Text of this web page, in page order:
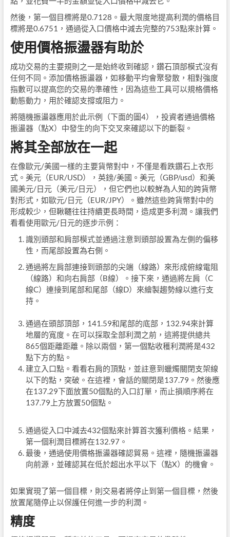
然後，第一個目標將是0.7128。最大限度地提高利潤的價格目
標將是0.6751，通過從入口價格中減去完整的753點來計算。
使用價格振盪器有助於
成功交易的主要規則之一是始終收到確認，鑽石頂部模式沒有
任何不同。添加價格振盪器，如移動平均會聚發散，相對強度
指數可以提高您的交易的準確性，因為這些工具可以規格價格
動態動力，用於確認支撐或阻力。
將隨機振盪器應用於此示例（下面的圖4），投資者通過價格
振盪器（點X）中發生的向下交叉來確認以下的斷裂。
將其全部放在一起
在像歐元/美國一樣的主要貨幣對中，不僅是看跌鑽石上衣形
式。美元（EUR/USD），英鎊/美國。美元（GBP/usd）和美
國美元/日元（美元/日元），但它們也以較鮮為人知的跨貨幣
對形式，如歐元/日元（EUR/JPY）。雖然這些跨貨幣對中的
形成較少，但鞦韆往往持續更長時間，造成更多利潤。讓我們
看看使用歐元/日元的逐步示例：
識別頭部和肩部模式並通過注意到頭部設置為左側的偏移
性，而尾部設置為右側。
通過將左肩部連接到頭部的尖端（線路）來形成俯線電阻
（線路）和向右肩部（B線）。接下來，通過將左肩（C
線C）連接到尾部和尾部（線D）來繪製趨勢線以進行支
持。
通過在頭部頂部，141.59和尾部的底部，132.94來計算
地層的寬度。在可以採取全部利潤之前，這將提供總共
865個距離距離。除以兩個，第一個點收穫利潤將是432
點下方的點。
建立入口點。看看右肩的頂點，並註意到蠟燭關閉支架線
以下的點，突破。在這裡，會話的關閉是137.79。然後應
在137.29下面放置50個點的入口訂單，而止損順序將在
137.79上方放置50個點。
通過從入口中減去432個點來計算首次獲利價格。結果，
第一個利潤目標將在132.97。
最後，通過使用價格振盪器確認貿易。這裡，隨機振盪器
向前源，並確認其在低於超出水平以下（點X）的機會。
如果實現了第一個目標，則交易者將停止到第一個目標，然後
放置尾隨停止以保護任何進一步的利潤。
精度